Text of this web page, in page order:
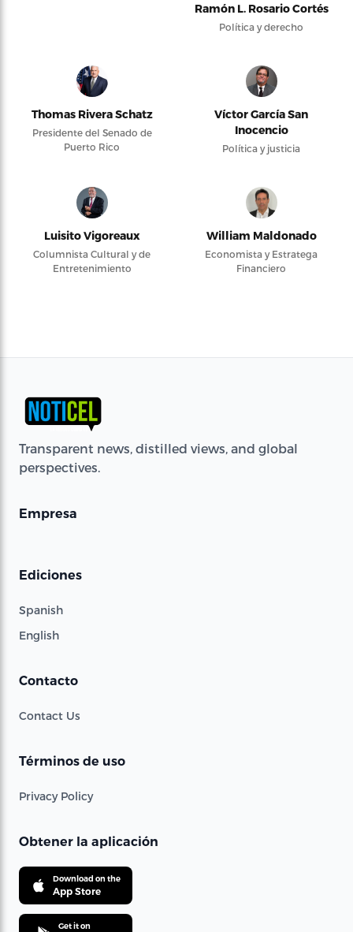
Ramón L. Rosario Cortés
Política y derecho
Thomas Rivera Schatz
Presidente del Senado de
Puerto Rico
Víctor García San
Inocencio
Política y justicia
Luisito Vigoreaux
Columnista Cultural y de
Entretenimiento
William Maldonado
Economista y Estratega
Financiero
Transparent news, distilled views, and global
perspectives.
Empresa
Ediciones
Spanish
English
Contacto
Contact Us
Términos de uso
Privacy Policy
Obtener la aplicación
Download on the
App Store
Get it on